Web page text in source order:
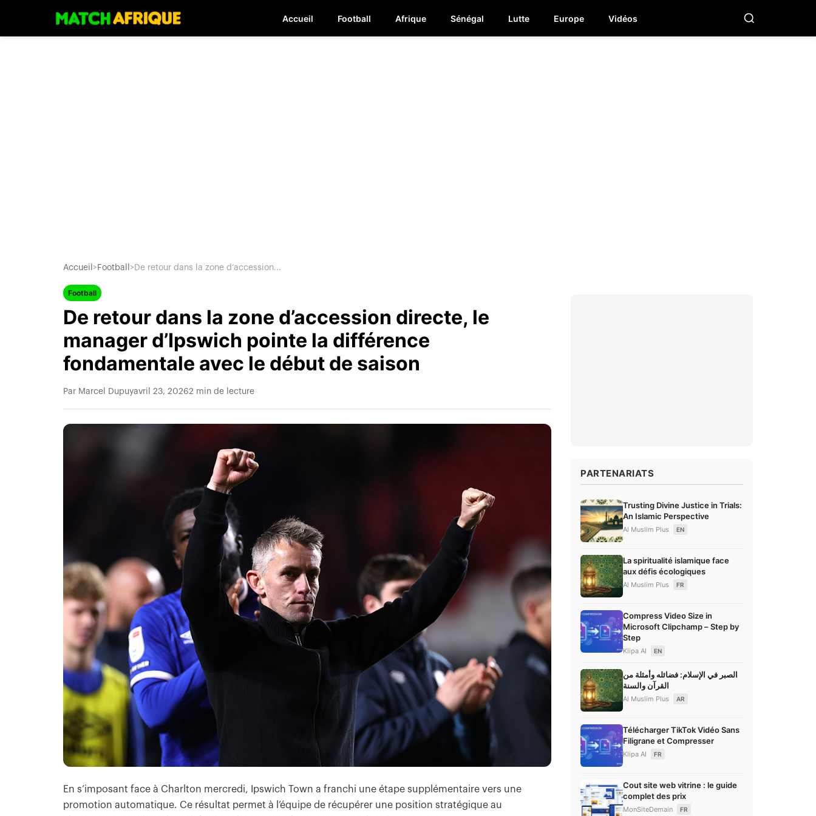
Accueil Football Afrique Sénégal Lutte Europe Vidéos
Accueil > Football > De retour dans la zone d’accession...
Football
De retour dans la zone d’accession directe, le
manager d’Ipswich pointe la différence
fondamentale avec le début de saison
Par Marcel Dupuyavril 23, 20262 min de lecture
En s’imposant face à Charlton mercredi, Ipswich Town a franchi une étape supplémentaire vers une
promotion automatique. Ce résultat permet à l’équipe de récupérer une position stratégique au
PARTENARIATS
Trusting Divine Justice in Trials:
An Islamic Perspective
Al Muslim Plus EN
La spiritualité islamique face
aux défis écologiques
Al Muslim Plus FR
Compress Video Size in
Microsoft Clipchamp – Step by
Step
Klipa AI EN
الصبر في الإسلام: فضائله وأمثلة من
القرآن والسنة
Al Muslim Plus AR
Télécharger TikTok Vidéo Sans
Filigrane et Compresser
Klipa AI FR
Cout site web vitrine : le guide
complet des prix
MonSiteDemain FR